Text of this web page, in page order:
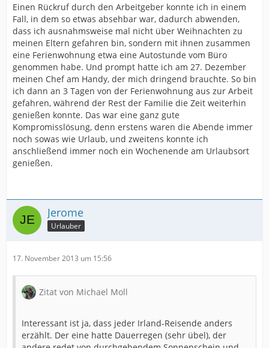
Einen Rückruf durch den Arbeitgeber konnte ich in einem
Fall, in dem so etwas absehbar war, dadurch abwenden,
dass ich ausnahmsweise mal nicht über Weihnachten zu
meinen Eltern gefahren bin, sondern mit ihnen zusammen
eine Ferienwohnung etwa eine Autostunde vom Büro
genommen habe. Und prompt hatte ich am 27. Dezember
meinen Chef am Handy, der mich dringend brauchte. So bin
ich dann an 3 Tagen von der Ferienwohnung aus zur Arbeit
gefahren, während der Rest der Familie die Zeit weiterhin
genießen konnte. Das war eine ganz gute
Kompromisslösung, denn erstens waren die Abende immer
noch sowas wie Urlaub, und zweitens konnte ich
anschließend immer noch ein Wochenende am Urlaubsort
genießen.
Jerome
Urlauber
17. November 2013 um 15:56
Zitat von Michael Moll
Interessant ist ja, dass jeder Irland-Reisende anders
erzählt. Der eine hatte Dauerregen (sehr übel), der